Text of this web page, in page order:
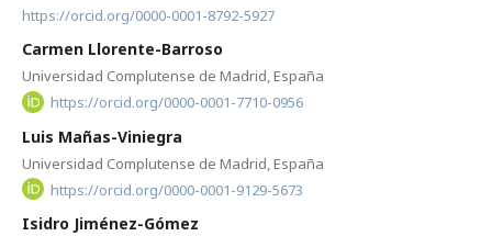
https://orcid.org/0000-0001-8792-5927
Carmen Llorente-Barroso
Universidad Complutense de Madrid, España
https://orcid.org/0000-0001-7710-0956
Luis Mañas-Viniegra
Universidad Complutense de Madrid, España
https://orcid.org/0000-0001-9129-5673
Isidro Jiménez-Gómez